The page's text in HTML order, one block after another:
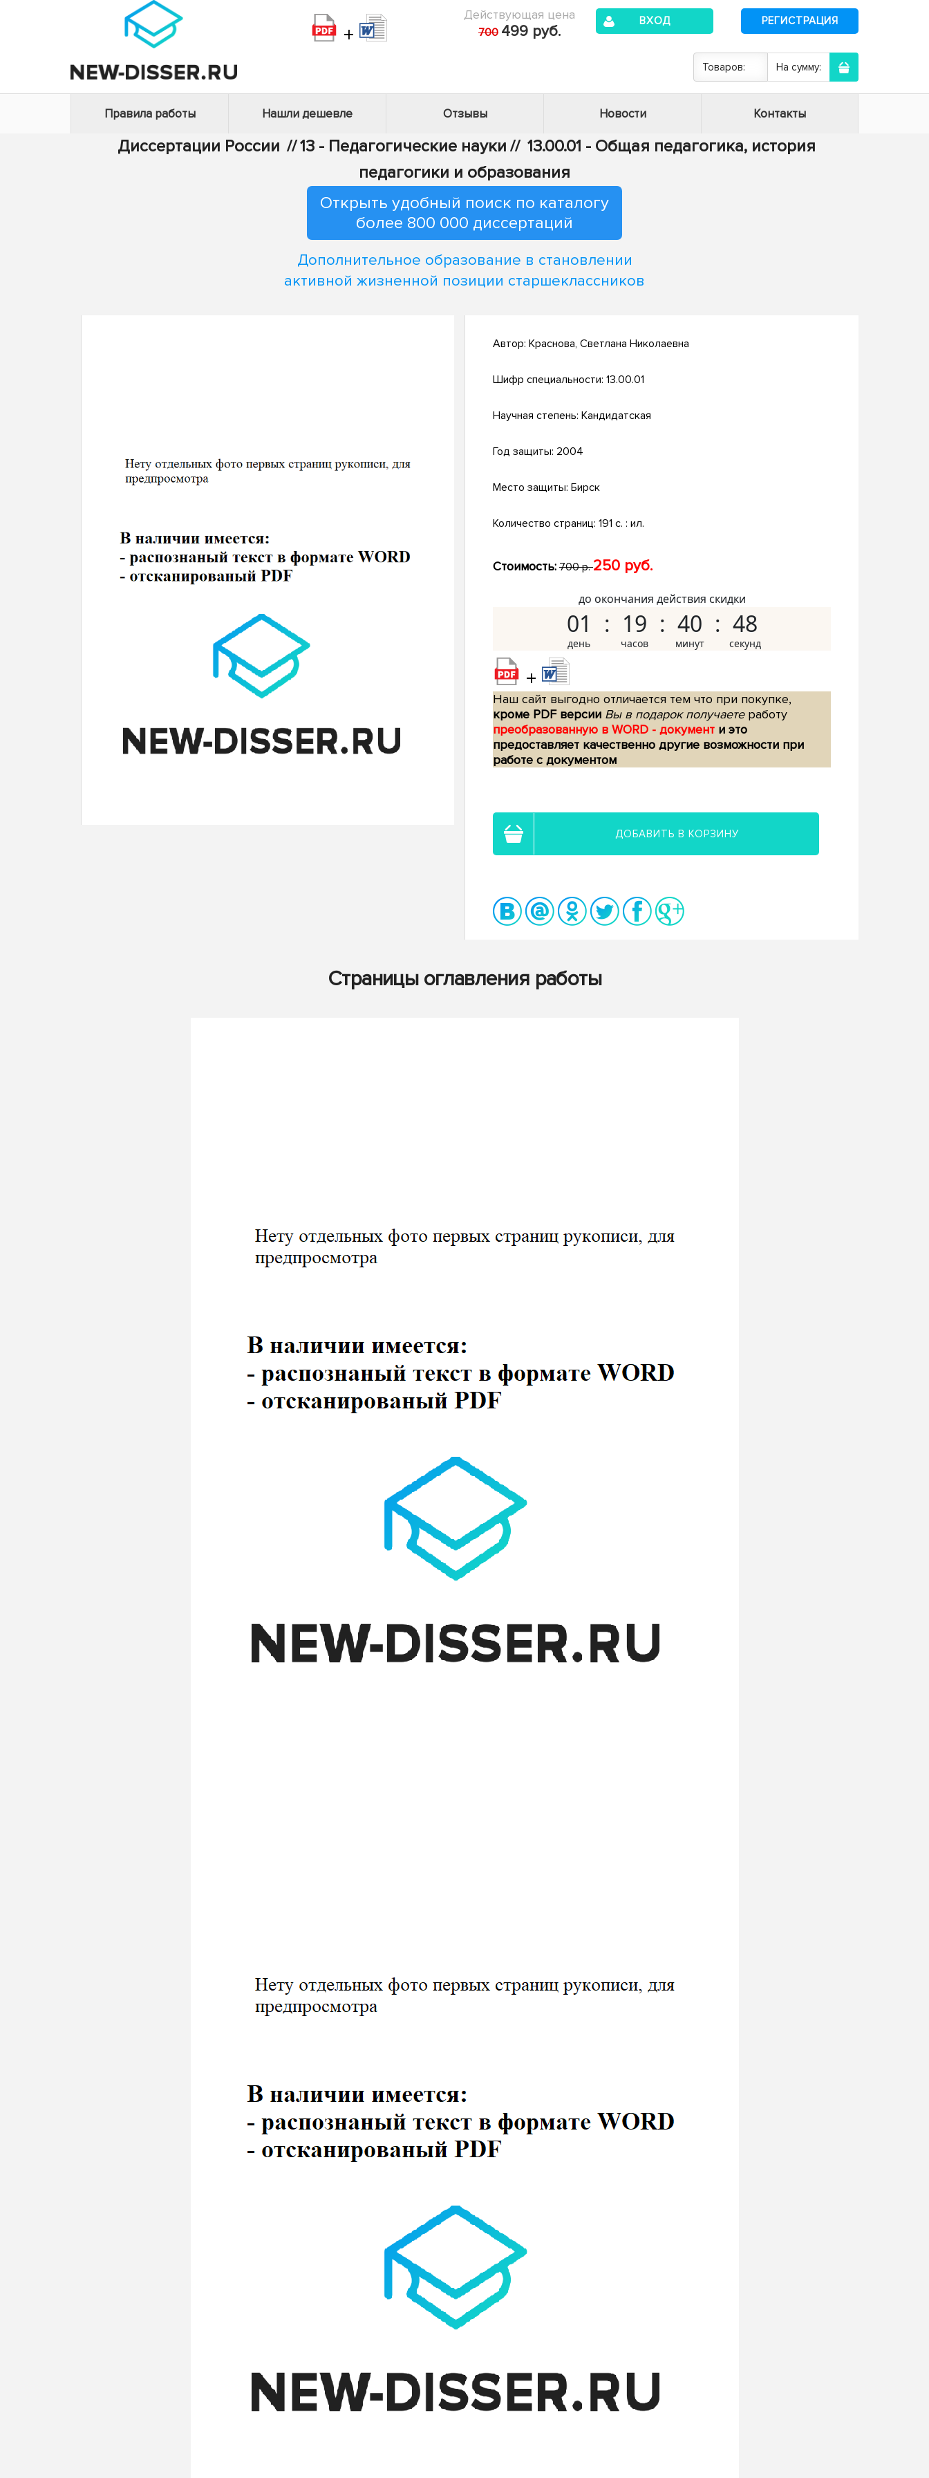
+
Действующая цена
700 499 руб.
ВХОД РЕГИСТРАЦИЯ
Товаров: На сумму:
Правила работы Нашли дешевле Отзывы Новости Контакты
Диссертации России //13 - Педагогические науки // 13.00.01 - Общая педагогика, история
педагогики и образования
Открыть удобный поиск по каталогу
более 800 000 диссертаций
Дополнительное образование в становлении
активной жизненной позиции старшеклассников
Автор: Краснова, Светлана Николаевна
Шифр специальности: 13.00.01
Научная степень: Кандидатская
Год защиты: 2004
Место защиты: Бирск
Количество страниц: 191 с. : ил.
Стоимость: 700 р.250 руб.
до окончания действия скидки
01 19 40 47
+
Наш сайт выгодно отличается тем что при покупке,
кроме PDF версии Вы в подарок получаетеработу
преобразованную в WORD - документ и это
предоставляет качественно другие возможности при
работе с документом
ДОБАВИТЬ В КОРЗИНУ
Страницы оглавления работы